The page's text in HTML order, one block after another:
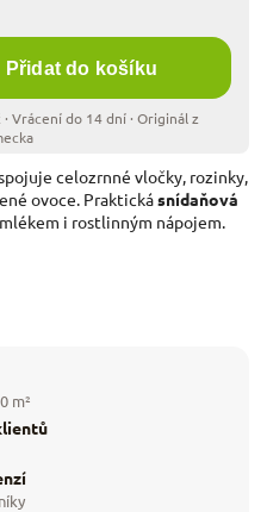
Přidat do košíku
celozrnné vločky, rozinky,
ovoce. Praktickásnídaňová
i rostlinným nápojem.
m²